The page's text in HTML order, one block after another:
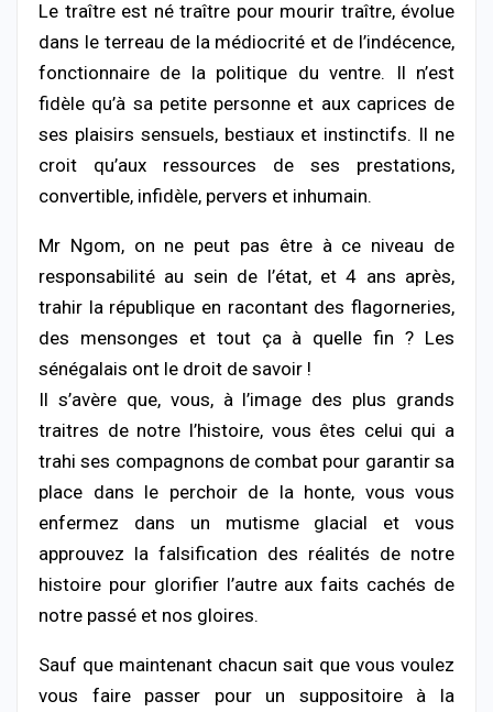
Le traître est né traître pour mourir traître, évolue
dans le terreau de la médiocrité et de l’indécence,
fonctionnaire de la politique du ventre. Il n’est
fidèle qu’à sa petite personne et aux caprices de
ses plaisirs sensuels, bestiaux et instinctifs. Il ne
croit qu’aux ressources de ses prestations,
convertible, infidèle, pervers et inhumain.
Mr Ngom, on ne peut pas être à ce niveau de
responsabilité au sein de l’état, et 4 ans après,
trahir la république en racontant des flagorneries,
des mensonges et tout ça à quelle fin ? Les
sénégalais ont le droit de savoir !
Il s’avère que, vous, à l’image des plus grands
traitres de notre l’histoire, vous êtes celui qui a
trahi ses compagnons de combat pour garantir sa
place dans le perchoir de la honte, vous vous
enfermez dans un mutisme glacial et vous
approuvez la falsification des réalités de notre
histoire pour glorifier l’autre aux faits cachés de
notre passé et nos gloires.
Sauf que maintenant chacun sait que vous voulez
vous faire passer pour un suppositoire à la